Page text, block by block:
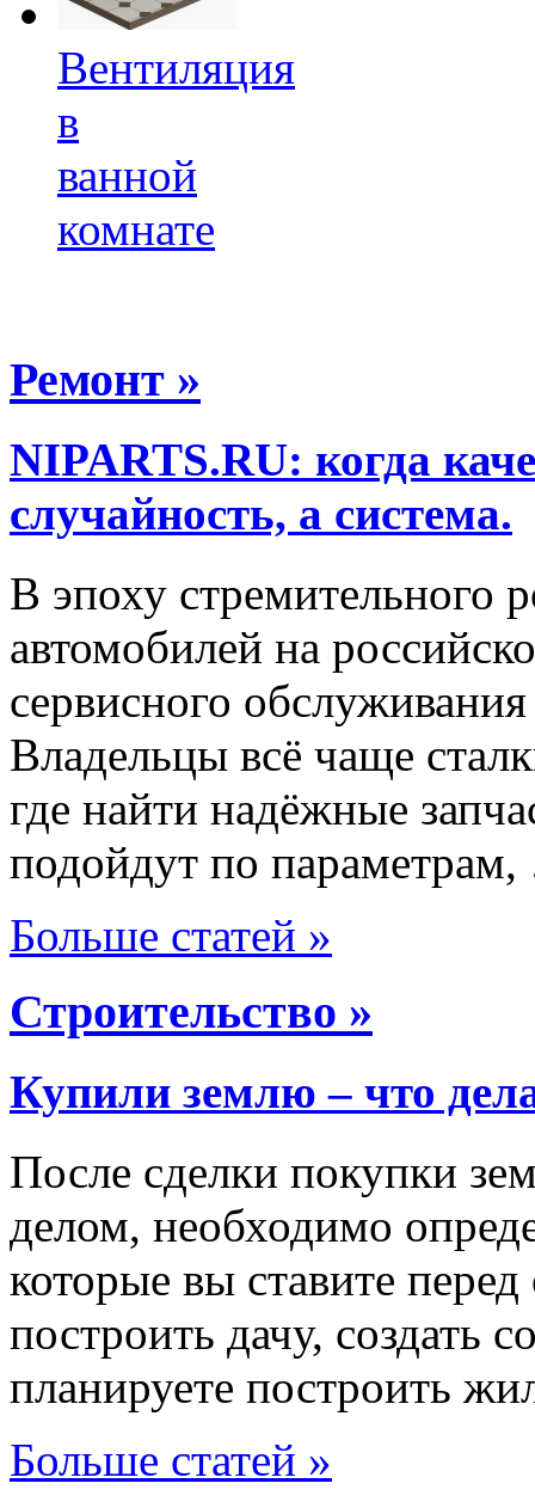
Вентиляция
в
ванной
комнате
Ремонт »
NIPARTS.RU: когда
случайность, а система.
В эпоху стремительного
автомобилей на
сервисного
Владельцы всё чаще
где найти надёжные
подойдут по
Больше статей »
Строительство »
Купили землю – что
После сделки покупки
делом, необходимо
которые вы ставите
построить дачу, создать
планируете построить
Больше статей »